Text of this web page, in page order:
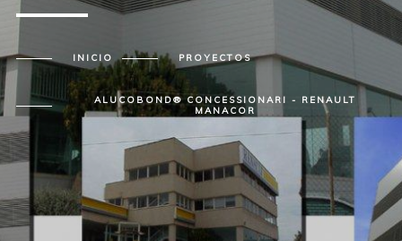
INICIO PROYECTOS
ALUCOBOND® CONCESSIONARI - RENAULT
MANACOR